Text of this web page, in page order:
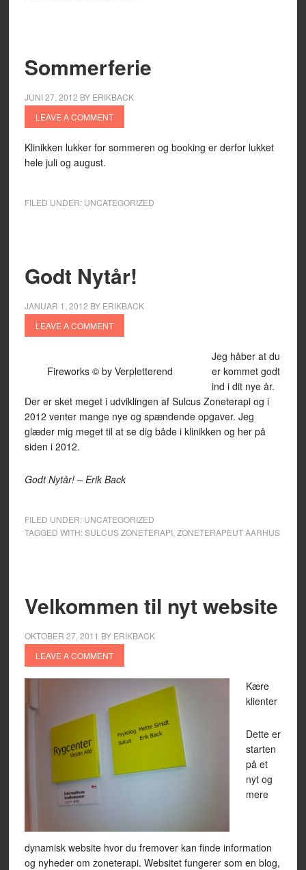
Sommerferie
JUNI 27, 2012 BY ERIKBACK
LEAVE A COMMENT
Klinikken lukker for sommeren og booking er derfor lukket
hele juli og august.
FILED UNDER: UNCATEGORIZED
Godt Nytår!
JANUAR 1, 2012 BY ERIKBACK
LEAVE A COMMENT
Fireworks © by Verpletterend
Jeg håber at du
er kommet godt
ind i dit nye år.
Der er sket meget i udviklingen af Sulcus Zoneterapi og i
2012 venter mange nye og spændende opgaver. Jeg
glæder mig meget til at se dig både i klinikken og her på
siden i 2012.
Godt Nytår! – Erik Back
FILED UNDER: UNCATEGORIZED
TAGGED WITH:SULCUS ZONETERAPI, ZONETERAPEUT AARHUS
Velkommen til nyt website
OKTOBER 27, 2011 BY ERIKBACK
LEAVE A COMMENT
Kære
klienter
Dette er
starten
på et
nyt og
mere
dynamisk website hvor du fremover kan finde information
og nyheder om zoneterapi. Websitet fungerer som en blog,